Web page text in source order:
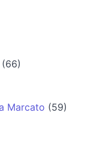
(66)
Marcato (59)